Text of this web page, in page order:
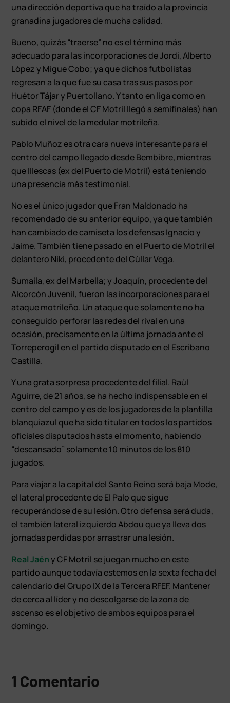
una dirección deportiva que ha traído a la provincia
granadina jugadores de mucha calidad.
Bueno, quizás “traerse” no es el término más
adecuado para las incorporaciones de Jordi, Alberto
López y Migue Cobo; ya que dichos futbolistas
regresan a la que fue su casa tras sus pasos por
Huétor Tájar y Puertollano. Y tanto en liga como en
copa RFAF (donde el CF Motril llegó a semifinales) han
subido el nivel de la medular motrileña.
Pablo Muñoz es otra cara nueva interesante para el
centro del campo llegado desde Bembibre, mientras
que Illescas (ex del Puerto de Motril) está teniendo
una presencia más testimonial.
No es el único jugador que Fran Maldonado ha
recomendado de su anterior equipo, ya que también
han cambiado de camiseta los defensas Ignacio y
Jaime. También tiene pasado en el Puerto de Motril el
delantero Niki, procedente del Cúllar Vega.
Sumaila, ex del Marbella; y Joaquín, procedente del
Alcorcón Juvenil, fueron las incorporaciones para el
ataque motrileño. Un ataque que solamente no ha
conseguido perforar las redes del rival en una
ocasión, precisamente en la última jornada ante el
Torreperogil en el partido disputado en el Escribano
Castilla.
Y una grata sorpresa procedente del filial. Raúl
Aguirre, de 21 años, se ha hecho indispensable en el
centro del campo y es de los jugadores de la plantilla
blanquiazul que ha sido titular en todos los partidos
oficiales disputados hasta el momento, habiendo
“descansado” solamente 10 minutos de los 810
jugados.
Para viajar a la capital del Santo Reino será baja Mode,
el lateral procedente de El Palo que sigue
recuperándose de su lesión. Otro defensa será duda,
el también lateral izquierdo Abdou que ya lleva dos
jornadas perdidas por arrastrar una lesión.
Real Jaény CF Motril se juegan mucho en este
partido aunque todavía estemos en la sexta fecha del
calendario del Grupo IX de la Tercera RFEF. Mantener
de cerca al líder y no descolgarse de la zona de
ascenso es el objetivo de ambos equipos para el
domingo.
1 Comentario